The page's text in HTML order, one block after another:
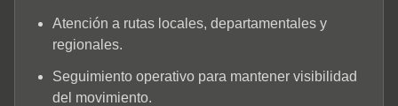
Atención a rutas locales, departamentales y
regionales.
Seguimiento operativo para mantener visibilidad
del movimiento.